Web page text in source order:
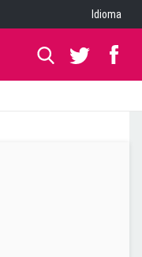
Idioma